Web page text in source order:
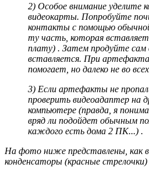
2) Особое внимание уделите
видеокарты. Попробуйте
контакты с помощью
ту часть, которая
плату) . Затем продуйте сам
вставляется. При
помогает, но далеко не во
3) Если артефакты не
проверить видеоадаптер на
компьютере (правда, я
вряд ли подойдет обычным
каждого есть дома 2 ПК...) .
На фото ниже представлены, как
конденсаторы (красные стрелочки)